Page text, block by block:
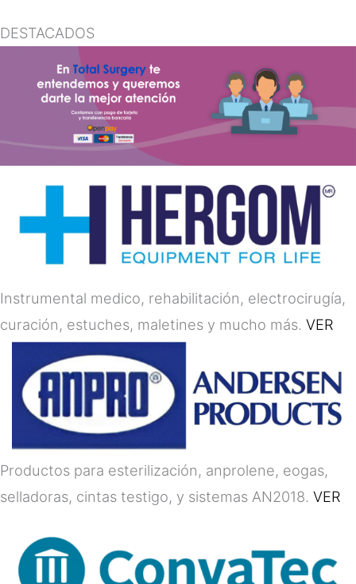
DESTACADOS
Instrumental medico, rehabilitación, electrocirugía,
curación, estuches, maletines y mucho más. VER
Productos para esterilización, anprolene, eogas,
selladoras, cintas testigo, y sistemas AN2018. VER